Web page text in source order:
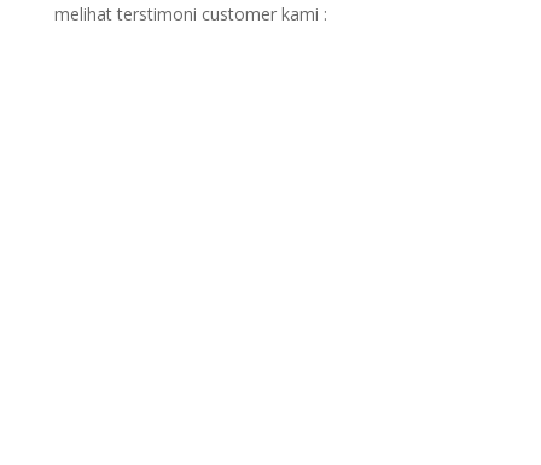
melihat terstimoni customer kami :